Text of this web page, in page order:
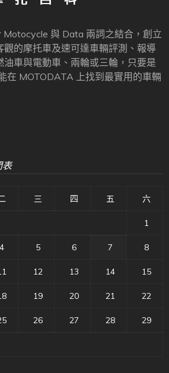
與 Data 兩詞之結合，創立
觀的摩托車及速可達車輛評測、報導
車與電動車、兩輪或三輪，只要是
在 MOTODATA 上找到最實用的車輛
表
三 四 五 六
1
4 5 6 7 8
12 13 14 15
19 20 21 22
26 27 28 29